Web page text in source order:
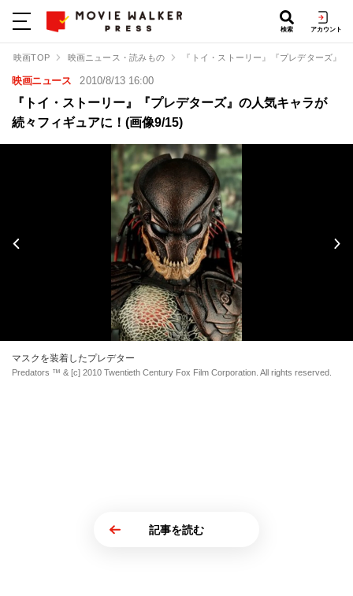
検索 アカウント
映画TOP 映画ニュース・読みもの 『トイ・ストーリー』『プレデターズ』
映画ニュース 2010/8/13 16:00
『トイ・ストーリー』『プレデターズ』の人気キャラが
続々フィギュアに！(画像9/15)
マスクを装着したプレデター
Predators ™ & [c] 2010 Twentieth Century Fox Film Corporation. All rights reserved.
記事を読む